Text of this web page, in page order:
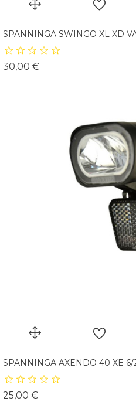
SPANNINGA SWINGO XL XD
30,00 €Prix
SPANNINGA AXENDO 40 XE 6/
25,00 €Prix